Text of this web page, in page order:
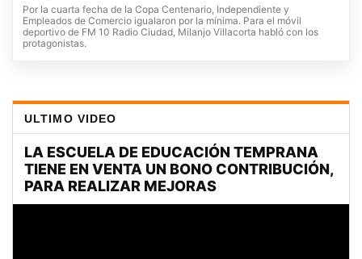
Por la cuarta fecha de la Copa Centenario, Independiente y
Empleados de Comercio igualaron por la mínima. Para el móvil
deportivo de FM 10 Radio Ciudad, Milanjo Villacorta habló con los
protagonistas.
ULTIMO VIDEO